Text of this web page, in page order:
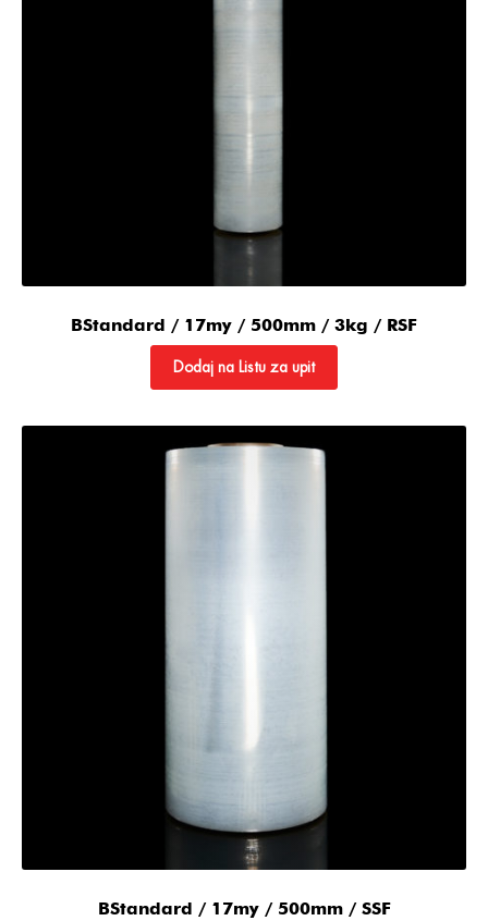
BStandard / 17my / 500mm / 3kg / RSF
Dodaj na Listu za upit
BStandard / 17my / 500mm / SSF